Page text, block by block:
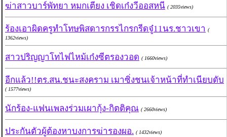
ฆ่าสาวบาร์พัทยา หมกเตียง เชิดเก๋งวีออสหนี ( 2035views)
ร้องเอาผิดครูทำโทษพิสดารกรรไกรกรีดจู๋11นร.ชาวเขา (
1362views)
สาวปริญญาโทไฟไหม้เก๋งซีตรองวอด ( 1660views)
อีกแล้ว!!ตร.สน.ชนะสงคราม เมาซิ่งชนเจ้าหน้าที่ทำเนียบดับ
( 1577views)
นักร้อง-แฟนเพลงร่วมเผากุ้ง-กิตติคุณ ( 2660views)
ประกันตัวผู้ต้องหาบงการฆ่ารองผอ. ( 1432views)